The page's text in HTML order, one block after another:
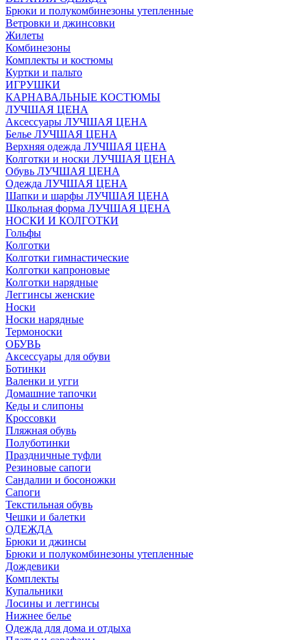
Брюки и полукомбинезоны утепленные
Ветровки и джинсовки
Жилеты
Комбинезоны
Комплекты и костюмы
Куртки и пальто
ИГРУШКИ
КАРНАВАЛЬНЫЕ КОСТЮМЫ
ЛУЧШАЯ ЦЕНА
Аксессуары ЛУЧШАЯ ЦЕНА
Белье ЛУЧШАЯ ЦЕНА
Верхняя одежда ЛУЧШАЯ ЦЕНА
Колготки и носки ЛУЧШАЯ ЦЕНА
Обувь ЛУЧШАЯ ЦЕНА
Одежда ЛУЧШАЯ ЦЕНА
Шапки и шарфы ЛУЧШАЯ ЦЕНА
Школьная форма ЛУЧШАЯ ЦЕНА
НОСКИ И КОЛГОТКИ
Гольфы
Колготки
Колготки гимнастические
Колготки капроновые
Колготки нарядные
Леггинсы женские
Носки
Носки нарядные
Термоноски
ОБУВЬ
Аксессуары для обуви
Ботинки
Валенки и угги
Домашние тапочки
Кеды и слипоны
Кроссовки
Пляжная обувь
Полуботинки
Праздничные туфли
Резиновые сапоги
Сандалии и босоножки
Сапоги
Текстильная обувь
Чешки и балетки
ОДЕЖДА
Брюки и джинсы
Брюки и полукомбинезоны утепленные
Дождевики
Комплекты
Купальники
Лосины и леггинсы
Нижнее белье
Одежда для дома и отдыха